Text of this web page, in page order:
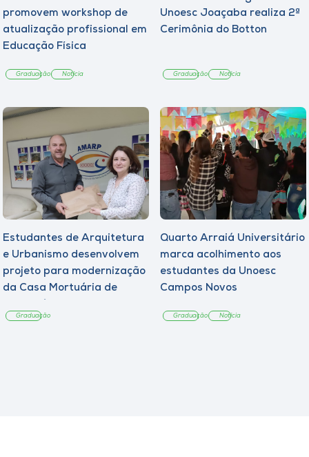
promovem workshop de
atualização profissional em
Educação Física
Graduação Notícia
Unoesc Joaçaba realiza 2ª
Cerimônia do Botton
Graduação Notícia
Estudantes de Arquitetura
e Urbanismo desenvolvem
projeto para modernização
da Casa Mortuária de
Graduação
Quarto Arraiá Universitário
marca acolhimento aos
estudantes da Unoesc
Campos Novos
Graduação Notícia